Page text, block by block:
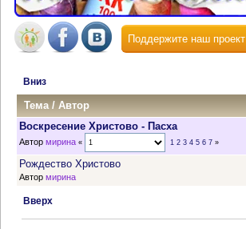
Поддержите наш проект
Вниз
Тема/Автор
Воскресение Христово - Пасха
Автор мирина « 1 2 3 4 5 6 7»
Рождество Христово
Автор мирина
Вверх